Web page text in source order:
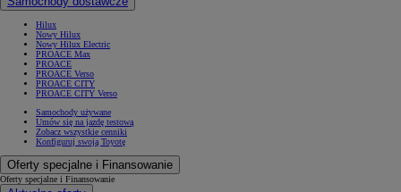
Hilux
Nowy Hilux
Nowy Hilux Electric
PROACE Max
PROACE
PROACE Verso
PROACE CITY
PROACE CITY Verso
Samochody używane
Umów się na jazdę testową
Zobacz wszystkie cenniki
Konfiguruj swoją Toyotę
Oferty specjalne i Finansowanie
Oferty specjalne i Finansowanie